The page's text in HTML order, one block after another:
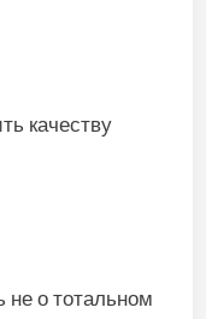
качеству
не о тотальном